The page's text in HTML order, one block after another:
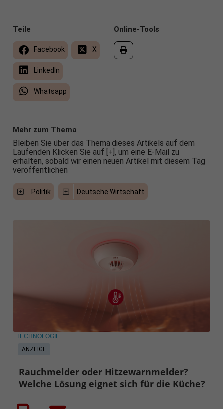
Online-Tools
Teile
Facebook X
LinkedIn
Whatsapp
Mehr zum Thema
Bleiben Sie über das Thema dieses Artikels auf dem
Laufenden Klicken Sie auf [+], um eine E-Mail zu
erhalten, sobald wir einen neuen Artikel mit diesem Tag
veröffentlichen
Politik Deutsche Wirtschaft
ANZEIGE
TECHNOLOGIE
Rauchmelder oder Hitzewarnmelder?
Welche Lösung eignet sich für die Küche?